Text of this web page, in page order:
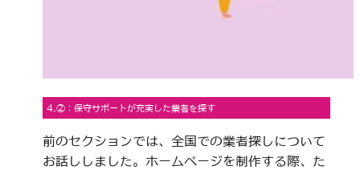
4.②：保守サポートが充実した業者を探す
前のセクションでは、全国での業者探しについて
お話ししました。ホームページを制作する際、た